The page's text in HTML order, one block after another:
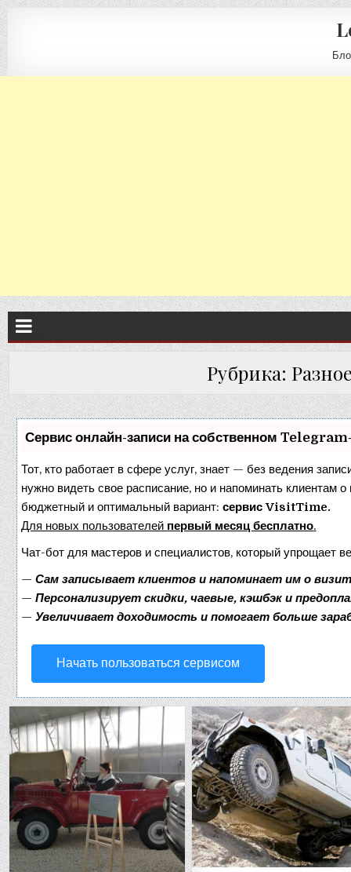
Рубрика:
Сервис онлайн-записи на собственном
Тот, кто работает в сфере услуг, знает — без ведения
нужно видеть свое расписание, но и напоминать клиентам
бюджетный и оптимальный вариант:сервис VisitTime.
Для новых пользователей первый месяц бесплатно.
Чат-бот для мастеров и специалистов, который упрощает
—Сам записывает клиентов и напоминает им о
—Персонализирует скидки, чаевые, кэшбэк и
—Увеличивает доходимость и помогает больше
Начать пользоваться сервисом